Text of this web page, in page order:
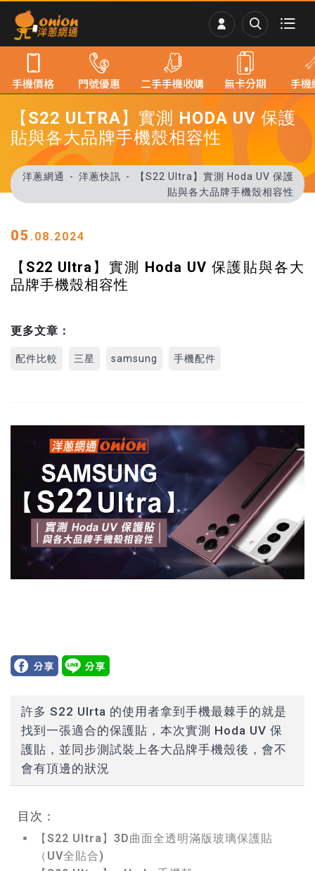
【S22 ULTRA】實測 HODA UV 保護
貼與各大品牌手機殼相容性
洋蔥網通 洋蔥快訊
【S22 Ultra】實測 Hoda UV 保護
貼與各大品牌手機殼相容性
05 .08.2024
【S22 Ultra】實測 Hoda UV 保護貼與各大
品牌手機殼相容性
更多文章：
配件比較 三星 samsung 手機配件
許多 S22 Ulrta 的使用者拿到手機最棘手的就是
找到一張適合的保護貼，本次實測 Hoda UV 保
護貼，並同步測試裝上各大品牌手機殼後，會不
會有頂邊的狀況
目次：
【S22 Ultra】3D曲面全透明滿版玻璃保護貼
（UV全貼合)
手機價格 門號優惠 二手手機收購 無卡分期 手機